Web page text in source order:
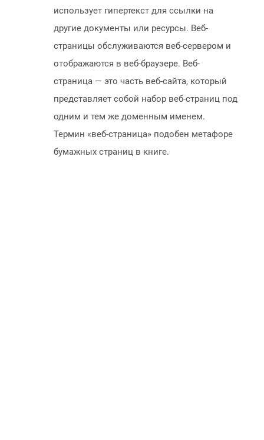
использует гипертекст для ссылки на
другие документы или ресурсы. Веб-
страницы обслуживаются веб-сервером и
отображаются в веб-браузере. Веб-
страница — это часть веб-сайта, который
представляет собой набор веб-страниц под
одним и тем же доменным именем.
Термин «веб-страница» подобен метафоре
бумажных страниц в книге.